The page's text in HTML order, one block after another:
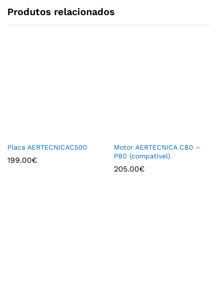
Produtos relacionados
Placa AERTECNICAC500
199.00€
Motor AERTECNICA C80 –
P80 (compatível)
205.00€